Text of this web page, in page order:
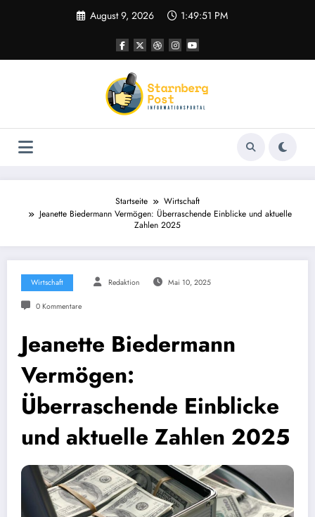
August 9, 2026 1:49:51 PM
Startseite
Wirtschaft
Jeanette Biedermann Vermögen: Überraschende Einblicke und aktuelle
Zahlen 2025
Wirtschaft Redaktion Mai 10, 2025
0 Kommentare
Jeanette Biedermann
Vermögen:
Überraschende Einblicke
und aktuelle Zahlen 2025